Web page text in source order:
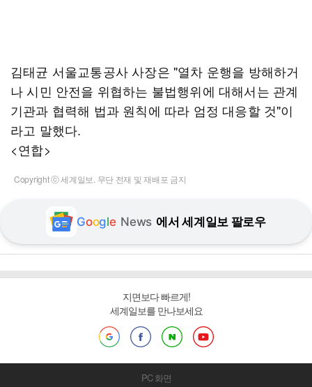
김태균 서울교통공사 사장은 "열차 운행을 방해하거
나 시민 안전을 위협하는 불법행위에 대해서는 관계
기관과 협력해 법과 원칙에 따라 엄정 대응할 것"이
라고 말했다.
<연합>
Copyright ⓒ 세계일보. 무단 전재 및 재배포 금지
Google News 에서 세계일보 팔로우
지면보다 빠르게!
세계일보를 만나보세요
PC 화면